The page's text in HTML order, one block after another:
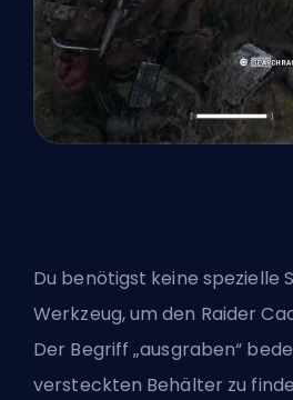
Du benötigst keine spezielle
Werkzeug, um den Raider
Der Begriff „ausgraben“
versteckten Behälter zu